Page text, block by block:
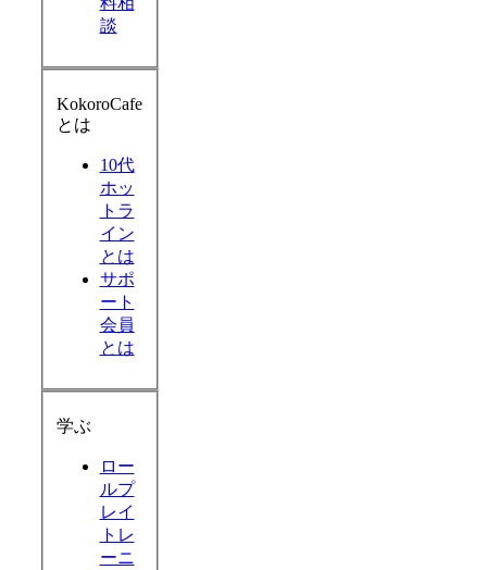
談
KokoroCafe
とは
10代
ホッ
トラ
イン
とは
サポ
ート
会員
とは
学ぶ
ロー
ルプ
レイ
トレ
ーニ